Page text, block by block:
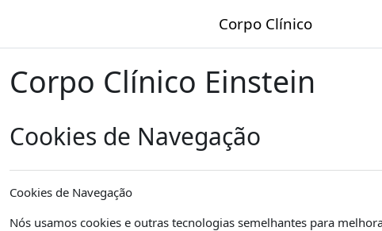
Corpo Clínico
Corpo Clínico Einstein
Cookies de Navegação
Cookies de Navegação
Nós usamos cookies e outras tecnologias semelhantes para